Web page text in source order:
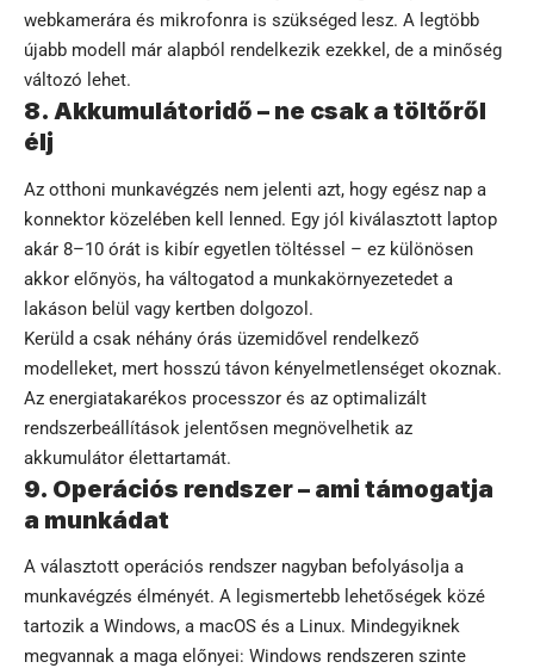
webkamerára és mikrofonra is szükséged lesz. A legtöbb
újabb modell már alapból rendelkezik ezekkel, de a minőség
változó lehet.
8. Akkumulátoridő – ne csak a töltőről
élj
Az otthoni munkavégzés nem jelenti azt, hogy egész nap a
konnektor közelében kell lenned. Egy jól kiválasztott laptop
akár 8–10 órát is kibír egyetlen töltéssel – ez különösen
akkor előnyös, ha váltogatod a munkakörnyezetedet a
lakáson belül vagy kertben dolgozol.
Kerüld a csak néhány órás üzemidővel rendelkező
modelleket, mert hosszú távon kényelmetlenséget okoznak.
Az energiatakarékos processzor és az optimalizált
rendszerbeállítások jelentősen megnövelhetik az
akkumulátor élettartamát.
9. Operációs rendszer – ami támogatja
a munkádat
A választott operációs rendszer nagyban befolyásolja a
munkavégzés élményét. A legismertebb lehetőségek közé
tartozik a Windows, a macOS és a Linux. Mindegyiknek
megvannak a maga előnyei: Windows rendszeren szinte